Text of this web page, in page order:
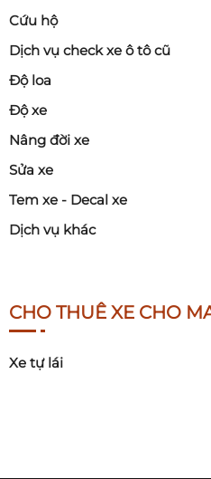
Cứu hộ
Dịch vụ check xe ô tô cũ
Độ loa
Độ xe
Nâng đời xe
Sửa xe
Tem xe - Decal xe
Dịch vụ khác
CHO THUÊ XE CHO
Xe tự lái